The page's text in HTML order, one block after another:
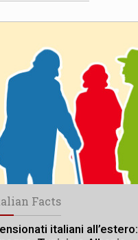
Facts
italiani all’estero: